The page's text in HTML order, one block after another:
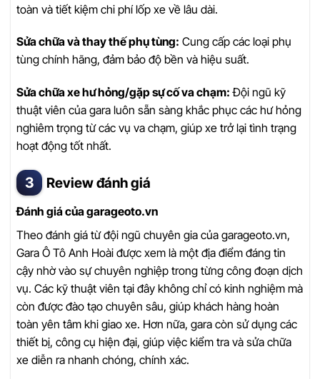
toàn và tiết kiệm chi phí lốp xe về lâu dài.
Sửa chữa và thay thế phụ tùng: Cung cấp các loại phụ
tùng chính hãng, đảm bảo độ bền và hiệu suất.
Sửa chữa xe hư hỏng/gặp sự cố va chạm: Đội ngũ kỹ
thuật viên của gara luôn sẵn sàng khắc phục các hư hỏng
nghiêm trọng từ các vụ va chạm, giúp xe trở lại tình trạng
hoạt động tốt nhất.
Review đánh giá
Đánh giá của garageoto.vn
Theo đánh giá từ đội ngũ chuyên gia của garageoto.vn,
Gara Ô Tô Anh Hoài được xem là một địa điểm đáng tin
cậy nhờ vào sự chuyên nghiệp trong từng công đoạn dịch
vụ. Các kỹ thuật viên tại đây không chỉ có kinh nghiệm mà
còn được đào tạo chuyên sâu, giúp khách hàng hoàn
toàn yên tâm khi giao xe. Hơn nữa, gara còn sử dụng các
thiết bị, công cụ hiện đại, giúp việc kiểm tra và sửa chữa
xe diễn ra nhanh chóng, chính xác.